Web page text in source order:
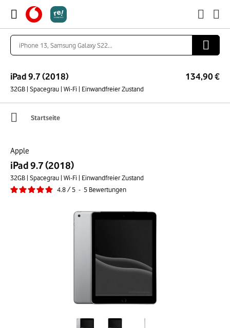
iPad 9.7 (2018)
32GB | Spacegrau | Wi-Fi | Einwandfreier Zustand
134,90 €
Startseite
Apple
iPad 9.7 (2018)
32GB | Spacegrau | Wi-Fi | Einwandfreier Zustand
4.8/5 - 5 Bewertungen